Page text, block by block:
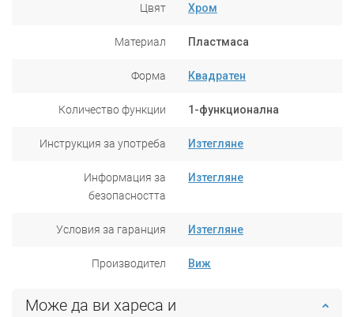
Цвят Хром
Материал Пластмаса
Форма Квадратен
Количество функции 1-функционална
Инструкция за употреба Изтегляне
Информация за
безопасността
Изтегляне
Условия за гаранция Изтегляне
Производител Виж
Може да ви хареса и